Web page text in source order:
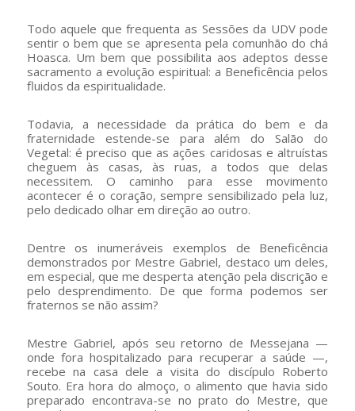
Todo aquele que frequenta as Sessões da UDV pode
sentir o bem que se apresenta pela comunhão do chá
Hoasca. Um bem que possibilita aos adeptos desse
sacramento a evolução espiritual: a Beneficência pelos
fluidos da espiritualidade.
Todavia, a necessidade da prática do bem e da
fraternidade estende-se para além do Salão do
Vegetal: é preciso que as ações caridosas e altruístas
cheguem às casas, às ruas, a todos que delas
necessitem. O caminho para esse movimento
acontecer é o coração, sempre sensibilizado pela luz,
pelo dedicado olhar em direção ao outro.
Dentre os inumeráveis exemplos de Beneficência
demonstrados por Mestre Gabriel, destaco um deles,
em especial, que me desperta atenção pela discrição e
pelo desprendimento. De que forma podemos ser
fraternos se não assim?
Mestre Gabriel, após seu retorno de Messejana —
onde fora hospitalizado para recuperar a saúde —,
recebe na casa dele a visita do discípulo Roberto
Souto. Era hora do almoço, o alimento que havia sido
preparado encontrava-se no prato do Mestre, que